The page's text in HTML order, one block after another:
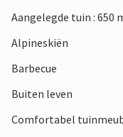
volop bessen en
omgeving rond het
Ga eens winkelen in
Isaberg ligt op slechts
Aangelegde tuin : 650
Alpineskiën
Barbecue
Buiten leven
Comfortabel